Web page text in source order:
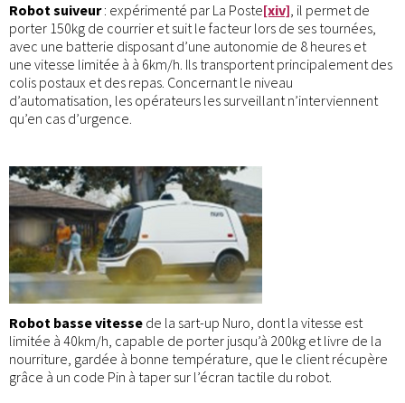
Robot suiveur: expérimenté par La Poste[xiv], il permet de
porter 150kg de courrier et suit le facteur lors de ses tournées,
avec une batterie disposant d’une autonomie de 8 heures et
une vitesse limitée à à 6km/h. Ils transportent principalement des
colis postaux et des repas. Concernant le niveau
d’automatisation, les opérateurs les surveillant n’interviennent
qu’en cas d’urgence.
Robot basse vitesse de la sart-up Nuro, dont la vitesse est
limitée à 40km/h, capable de porter jusqu’à 200kg et livre de la
nourriture, gardée à bonne température, que le client récupère
grâce à un code Pin à taper sur l’écran tactile du robot.